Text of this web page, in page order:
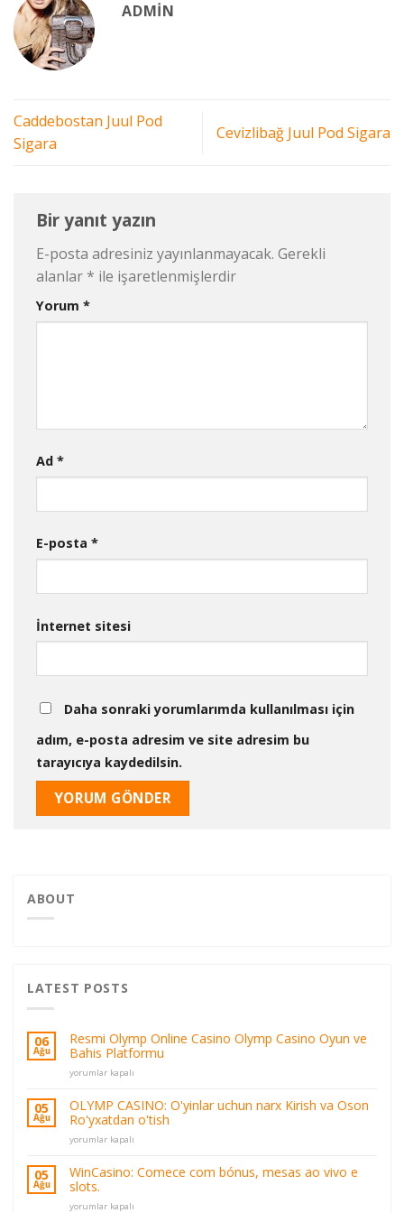
ADMIN
Caddebostan Juul Pod
Sigara
Cevizlibağ Juul Pod Sigara
Bir yanıt yazın
E-posta adresiniz yayınlanmayacak. Gerekli
alanlar * ile işaretlenmişlerdir
Yorum *
Ad *
E-posta *
İnternet sitesi
Daha sonraki yorumlarımda kullanılması için
adım, e-posta adresim ve site adresim bu
tarayıcıya kaydedilsin.
ABOUT
LATEST POSTS
06
Ağu
Resmi Olymp Online Casino Olymp Casino Oyun ve
Bahis Platformu
Resmi
Casino
Olymp
Casino
ve
Bahis
Platformu
için
yorumlar kapalı
05
Ağu
OLYMP CASINO: O'yinlar uchun narx Kirish va Oson
Ro'yxatdan o'tish
OLYMP
uchun
narx
Kirish
yorumlar kapalı
05
Ağu
WinCasino: Comece com bónus, mesas ao vivo e
slots.
WinCasino:
yorumlar kapalı